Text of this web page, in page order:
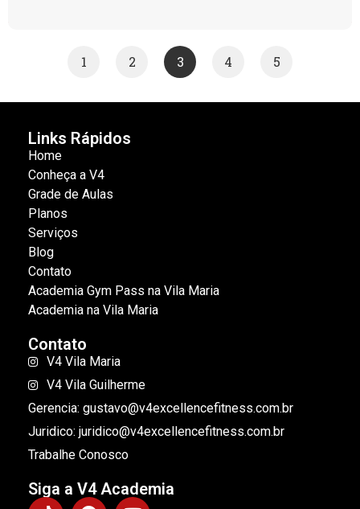
1 2 3 4 5
Links Rápidos
Home
Conheça a V4
Grade de Aulas
Planos
Serviços
Blog
Contato
Academia Gym Pass na Vila Maria
Academia na Vila Maria
Contato
V4 Vila Maria
V4 Vila Guilherme
Gerencia: gustavo@v4excellencefitness.com.br
Juridico: juridico@v4excellencefitness.com.br
Trabalhe Conosco
Siga a V4 Academia